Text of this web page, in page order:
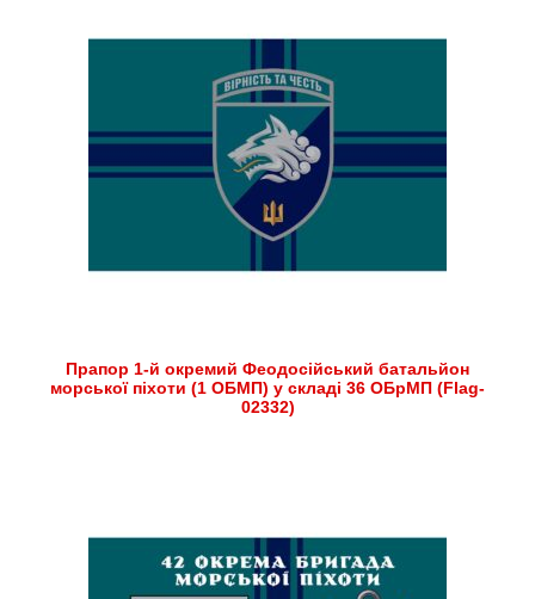
Прапор 1-й окремий Феодосійський батальйон
морської піхоти (1 ОБМП) у складі 36 ОБрМП (Flag-
02332)